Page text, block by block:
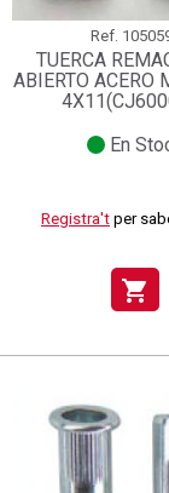
Nom de la
Cal que
Ref.
TUERCA
ABIERTO ACERO
En
Registra't per
shopping_cart